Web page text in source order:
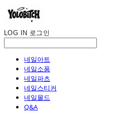
LOG IN 로그인
네일아트
네일소품
네일파츠
네일스티커
네일몰드
Q&A